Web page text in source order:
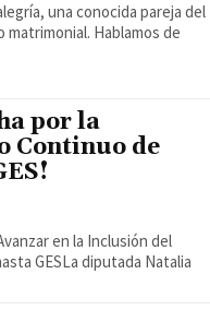
una conocida pareja del
Hablamos de
por la
Continuo de
en la Inclusión del
GESLa diputada Natalia